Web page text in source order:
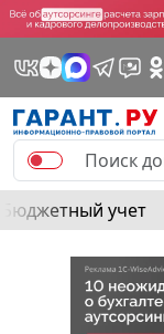
Бюджетный учет